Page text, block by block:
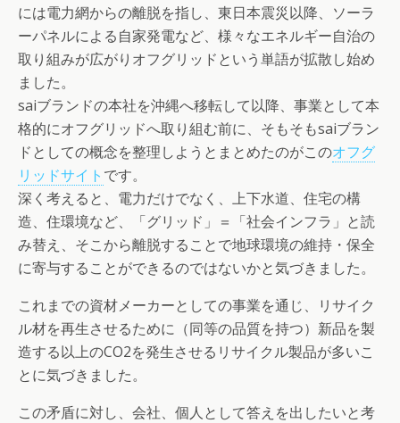
には電力網からの離脱を指し、東日本震災以降、ソーラ
ーパネルによる自家発電など、様々なエネルギー自治の
取り組みが広がりオフグリッドという単語が拡散し始め
ました。
saiブランドの本社を沖縄へ移転して以降、事業として本
格的にオフグリッドへ取り組む前に、そもそもsaiブラン
ドとしての概念を整理しようとまとめたのがこのオフグ
リッドサイト です。
深く考えると、電力だけでなく、上下水道、住宅の構
造、住環境など、「グリッド」＝「社会インフラ」と読
み替え、そこから離脱することで地球環境の維持・保全
に寄与することができるのではないかと気づきました。
これまでの資材メーカーとしての事業を通じ、リサイク
ル材を再生させるために（同等の品質を持つ）新品を製
造する以上のCO2を発生させるリサイクル製品が多いこ
とに気づきました。
この矛盾に対し、会社、個人として答えを出したいと考